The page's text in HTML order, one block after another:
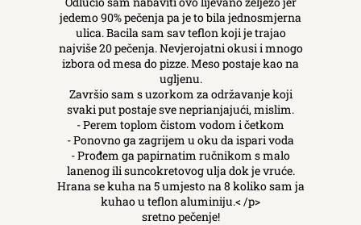
jedemo 90% pečenja pa je to bila jednosmjerna
ulica. Bacila sam sav teflon koji je trajao
najviše 20 pečenja. Nevjerojatni okusi i mnogo
izbora od mesa do pizze. Meso postaje kao na
ugljenu.
Završio sam s uzorkom za održavanje koji
svaki put postaje sve neprianjajući, mislim.
- Perem toplom čistom vodom i četkom
- Ponovno ga zagrijem u oku da ispari voda
- Prođem ga papirnatim ručnikom s malo
lanenog ili suncokretovog ulja dok je vruće.
Hrana se kuha na 5 umjesto na 8 koliko sam ja
kuhao u teflon aluminiju.< /p>
sretno pečenje!